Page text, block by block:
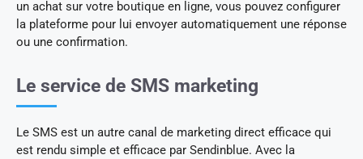
un achat sur votre boutique en ligne, vous pouvez configurer
la plateforme pour lui envoyer automatiquement une réponse
ou une confirmation.
Le service de SMS marketing
Le SMS est un autre canal de marketing direct efficace qui
est rendu simple et efficace par Sendinblue. Avec la